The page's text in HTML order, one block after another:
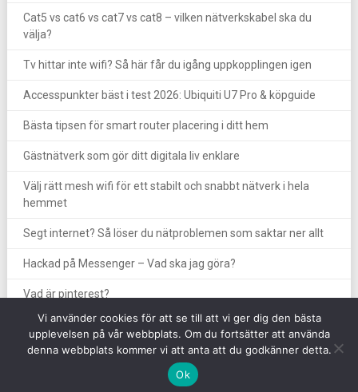
Cat5 vs cat6 vs cat7 vs cat8 – vilken nätverkskabel ska du
välja?
Tv hittar inte wifi? Så här får du igång uppkopplingen igen
Accesspunkter bäst i test 2026: Ubiquiti U7 Pro & köpguide
Bästa tipsen för smart router placering i ditt hem
Gästnätverk som gör ditt digitala liv enklare
Välj rätt mesh wifi för ett stabilt och snabbt nätverk i hela
hemmet
Segt internet? Så löser du nätproblemen som saktar ner allt
Hackad på Messenger – Vad ska jag göra?
Vad är pinterest?
Copyright © intellipool.se
Vi använder cookies för att se till att vi ger dig den bästa
upplevelsen på vår webbplats. Om du fortsätter att använda
denna webbplats kommer vi att anta att du godkänner detta.
Ok